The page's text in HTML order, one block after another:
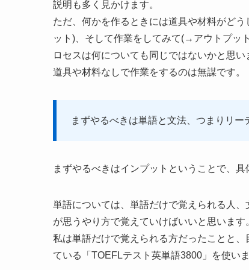
説明も多く見かけます。
ただ、何かを作るときには道具や材料がど
ット)、そして作業をしてみて(→アウトプッ
ロセスは何についても同じではないかと思い
道具や材料なしで作業をするのは無謀です。
まずやるべきは単語と文法、つまりリー
まずやるべきはインプットということで、
単語については、単語だけで覚えられる人
が思うやり方で覚えていけばいいと思います
私は単語だけで覚えられる方だったことと
ている「TOEFLテスト英単語3800」を使いま